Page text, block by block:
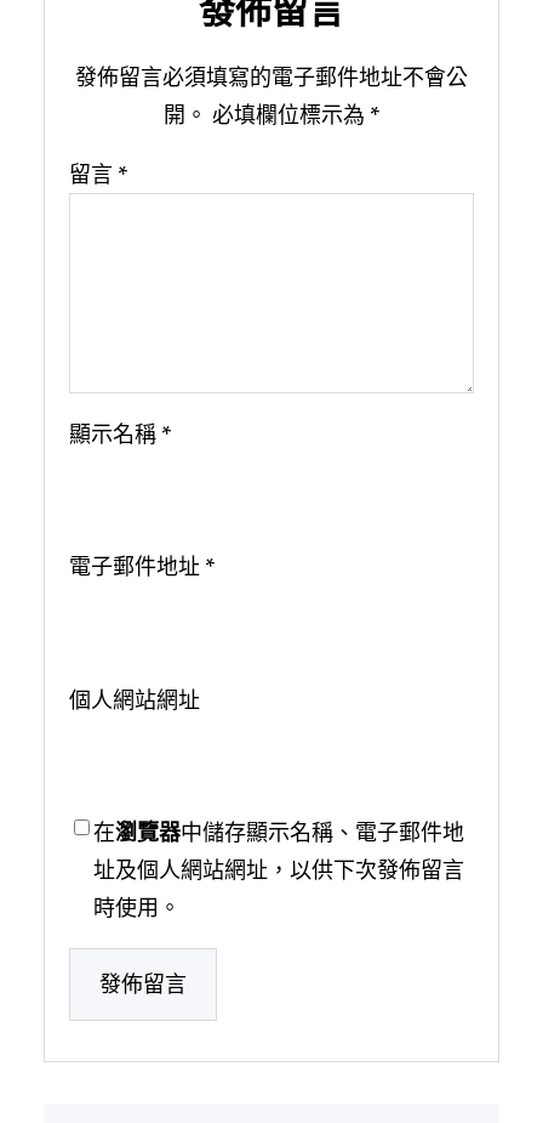
發佈留言
發佈留言必須填寫的電子郵件地址不會公
開。 必填欄位標示為 *
留言 *
顯示名稱 *
電子郵件地址 *
個人網站網址
在瀏覽器中儲存顯示名稱、電子郵件地
址及個人網站網址，以供下次發佈留言
時使用。